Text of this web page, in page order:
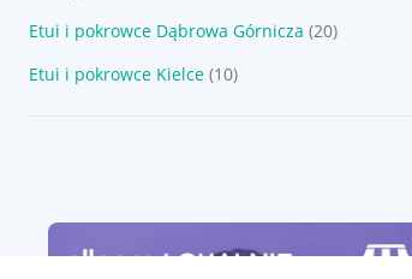
Etui i pokrowce Dąbrowa Górnicza (20)
Etui i pokrowce Kielce (10)